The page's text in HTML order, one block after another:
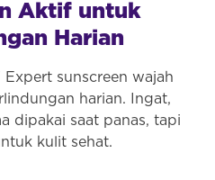
Aktif untuk
Harian
Expert sunscreen wajah
harian. Ingat,
dipakai saat panas, tapi
kulit sehat.